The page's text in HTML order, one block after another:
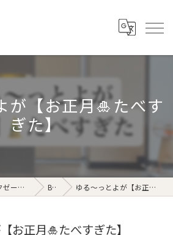
が【お正月🎍たべす
ぎた】
新潟県新潟市のリラクゼーションならSukhairo Blog ゆる〜っとよが【お正月🎍たべすぎた】
お正月🎍たべすぎた】